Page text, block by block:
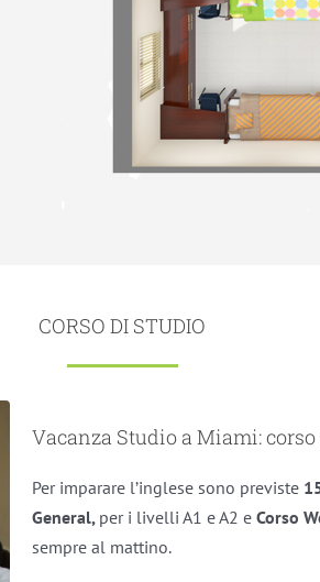
CORSO DI STUDIO
Vacanza Studio a Miami:
Per imparare l’inglese sono previste
General, per i livelli A1 e A2 e Corso
sempre al mattino.